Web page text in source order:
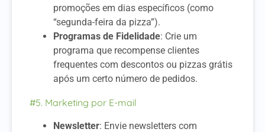
promoções em dias específicos (como
“segunda-feira da pizza”).
Programas de Fidelidade: Crie um
programa que recompense clientes
frequentes com descontos ou pizzas grátis
após um certo número de pedidos.
#5. Marketing por E-mail
Newsletter: Envie newsletters com